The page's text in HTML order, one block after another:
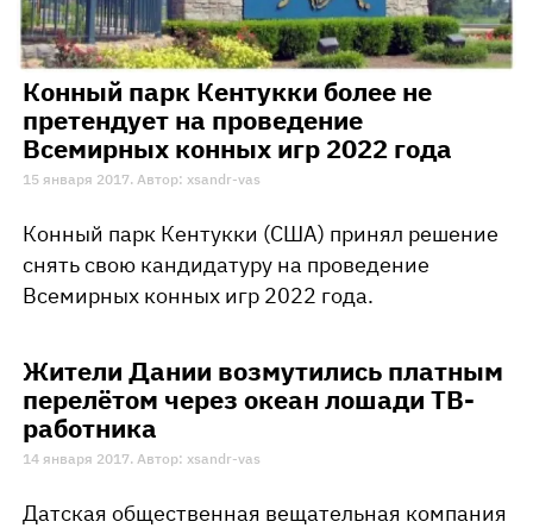
Конный парк Кентукки более не
претендует на проведение
Всемирных конных игр 2022 года
15 января 2017. Автор: xsandr-vas
Конный парк Кентукки (США) принял решение
снять свою кандидатуру на проведение
Всемирных конных игр 2022 года.
Жители Дании возмутились платным
перелётом через океан лошади ТВ-
работника
14 января 2017. Автор: xsandr-vas
Датская общественная вещательная компания